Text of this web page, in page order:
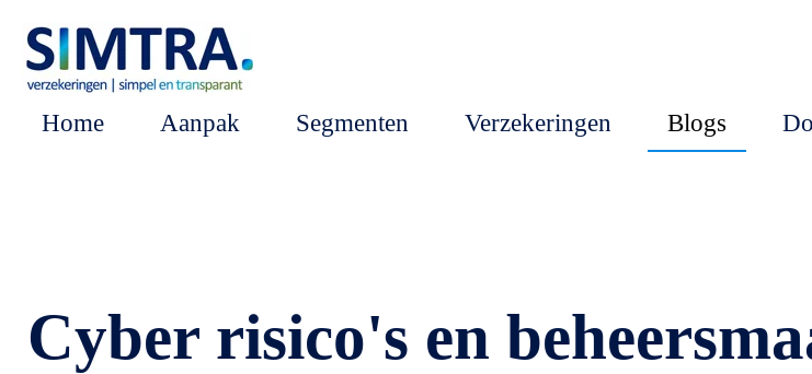
Ga
direct
naar
Home Aanpak Segmenten Verzekeringen Blogs
Cyber risico's en